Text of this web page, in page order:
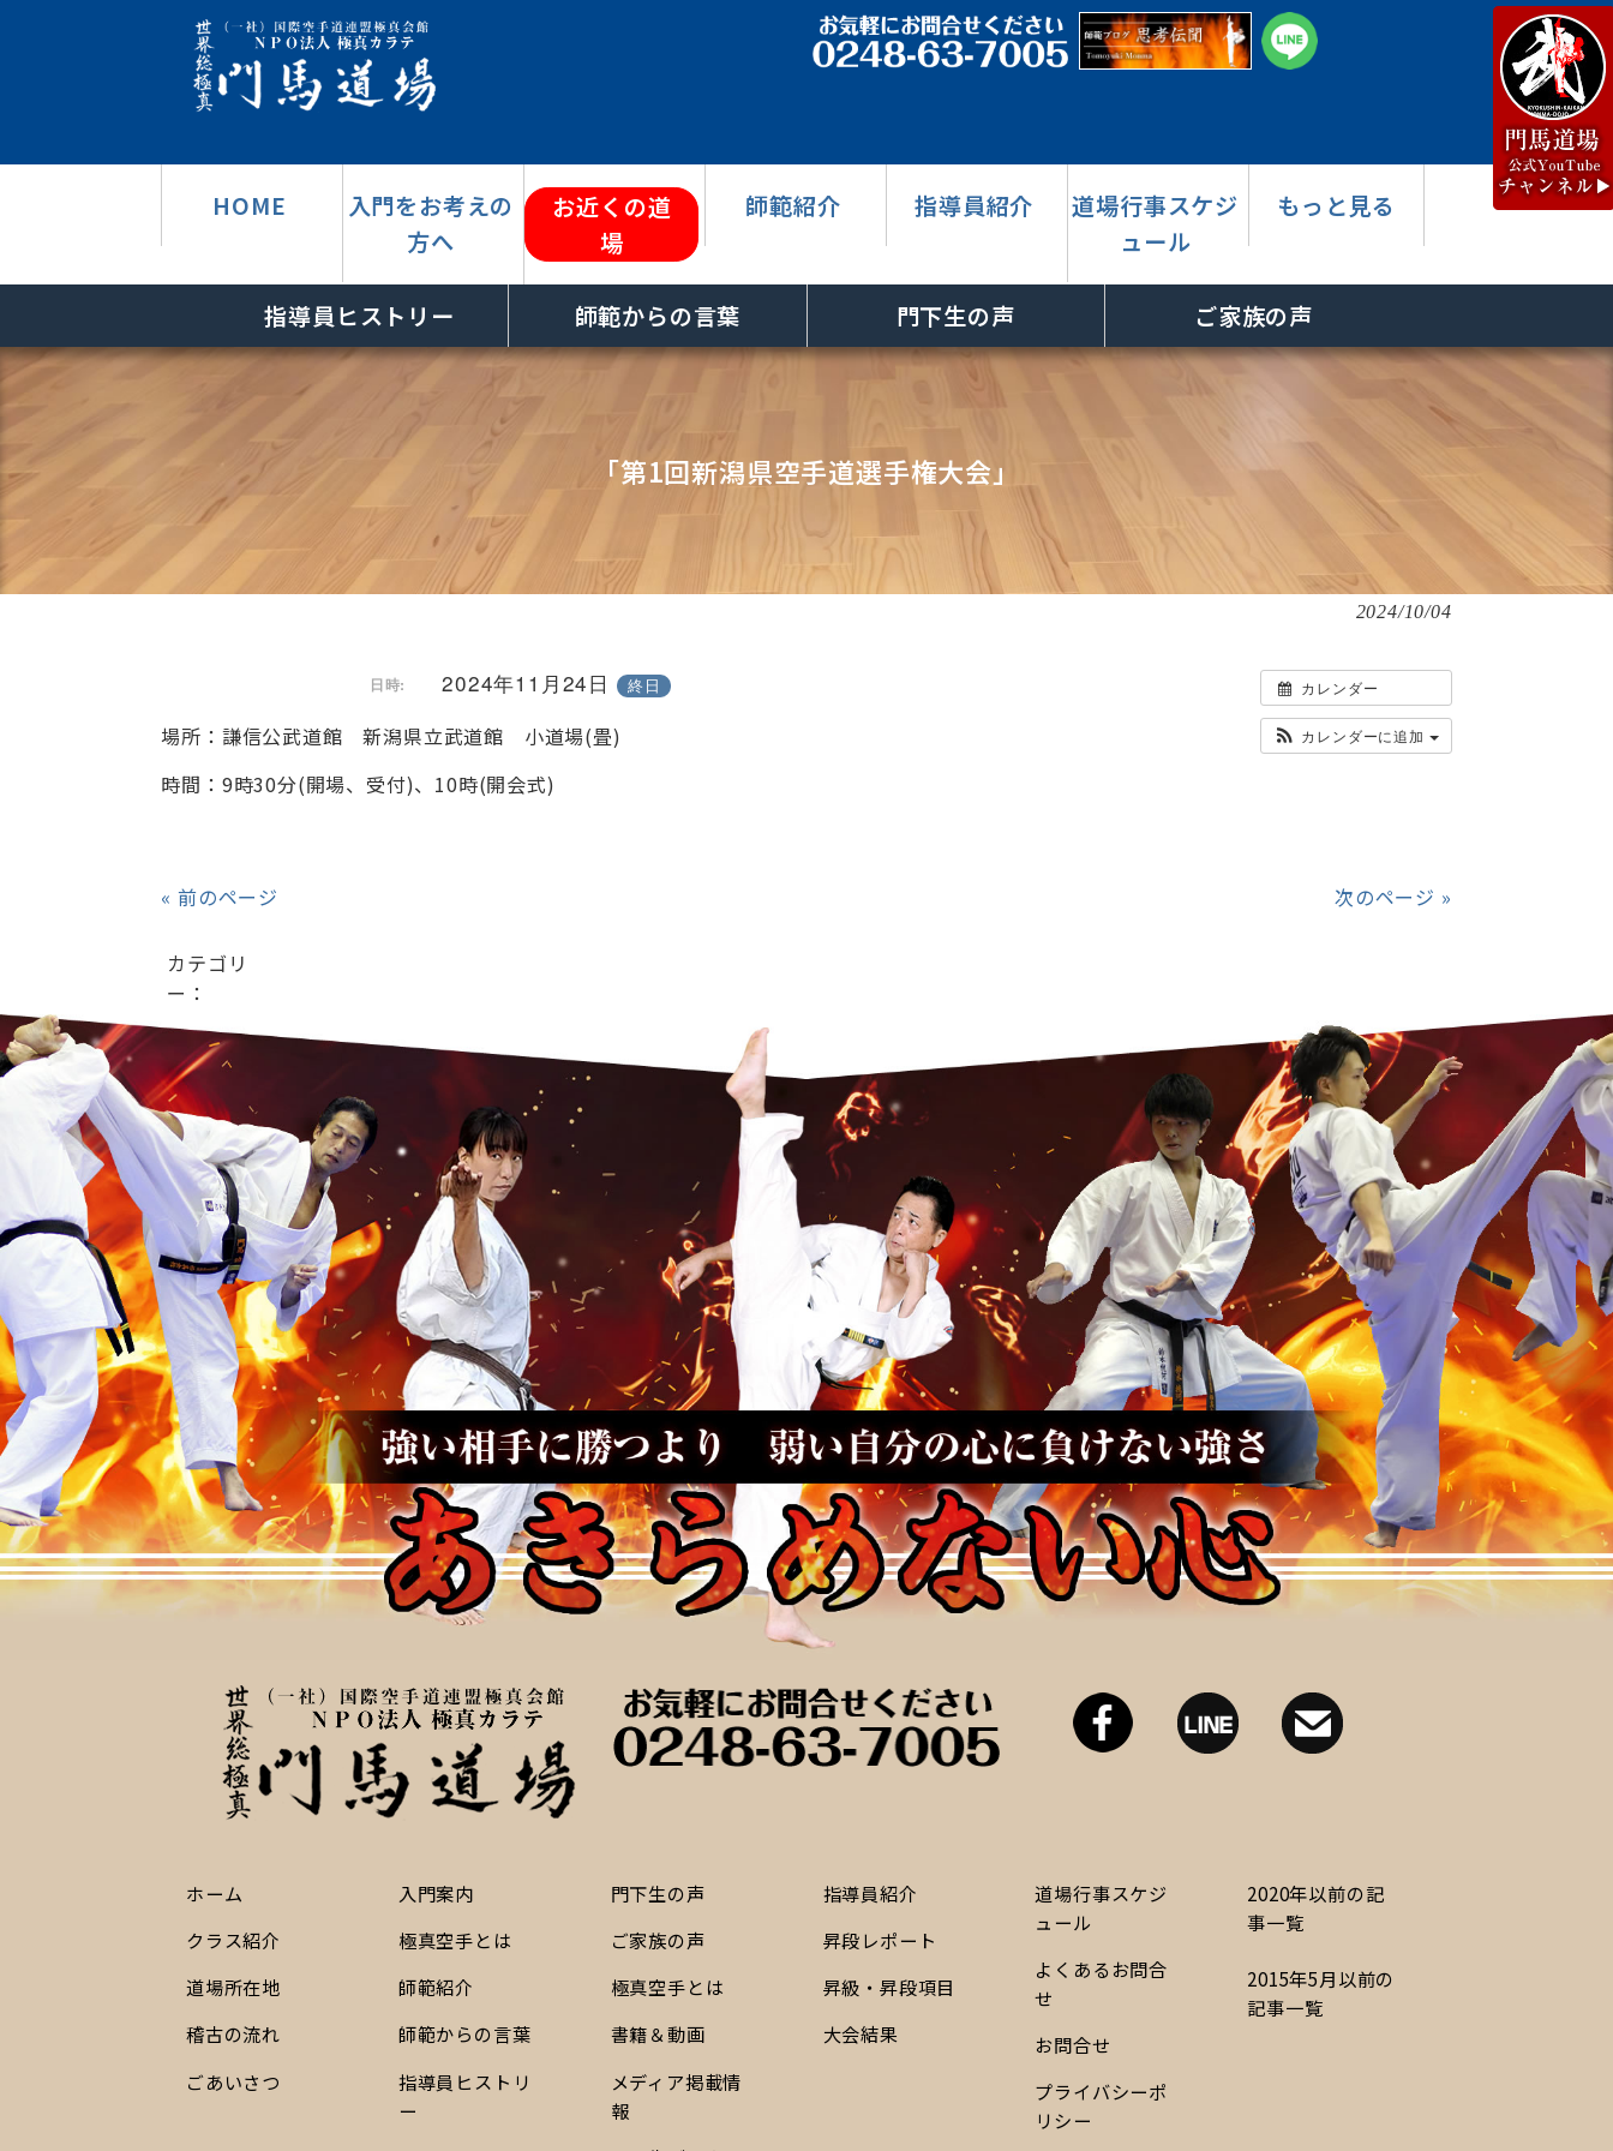
HOME
入門をお考えの
方へ
お近くの道
場
師範紹介 指導員紹介
道場行事スケジ
ュール
もっと見る
指導員ヒストリー 師範からの言葉 門下生の声 ご家族の声
「第1回新潟県空手道選手権大会」
2024/10/04
カレンダー
カレンダーに追加
日時: 2024年11月24日 終日
場所：謙信公武道館 新潟県立武道館 小道場(畳)
時間：9時30分(開場、受付)、10時(開会式)
« 前のページ 次のページ »
カテゴリ
ー：
ホーム
クラス紹介
道場所在地
稽古の流れ
ごあいさつ
入門案内
極真空手とは
師範紹介
師範からの言葉
指導員ヒストリ
ー
門下生の声
ご家族の声
極真空手とは
書籍＆動画
メディア掲載情
報
指導員紹介
昇段レポート
昇級・昇段項目
大会結果
道場行事スケジ
ュール
よくあるお問合
せ
お問合せ
プライバシーポ
リシー
2020年以前の記
事一覧
2015年5月以前の
記事一覧